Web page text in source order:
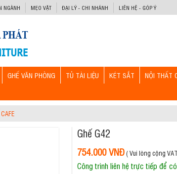
NGÀNH MẸO VẶT ĐẠI LÝ - CHI NHÁNH LIÊN HỆ - GÓP Ý
GHẾ VĂN PHÒNG TỦ TÀI LIỆU KÉT SẮT NỘI THẤT
Ghế G42
754.000 VNĐ( Vui lòng cộng
Công trình liên hệ trực tiếp để